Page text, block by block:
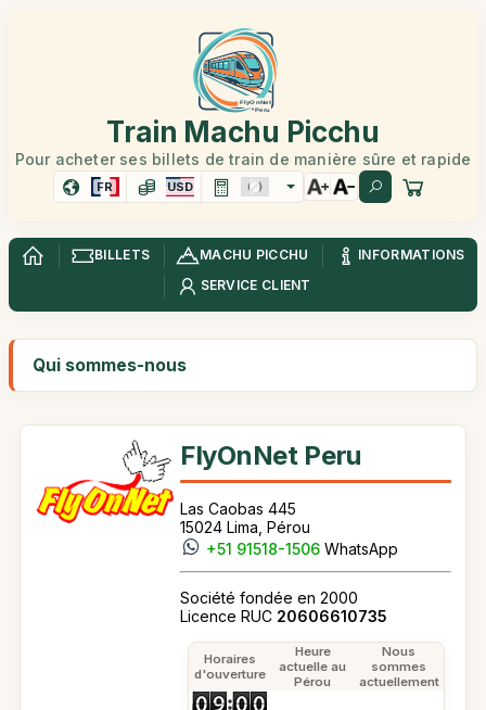
Train Machu Picchu
Pour acheter ses billets de train de manière sûre et rapide
FR USD
BILLETS MACHU PICCHU
INFORMATIONS
SERVICE CLIENT
Qui sommes-nous
FlyOnNet Peru
Las Caobas 445
15024 Lima, Pérou
+51 91518-1506 WhatsApp
Société fondée en 2000
Licence RUC 20606610735
Horaires
d'ouverture
Heure
actuelle au
Pérou
Nous
sommes
actuellement